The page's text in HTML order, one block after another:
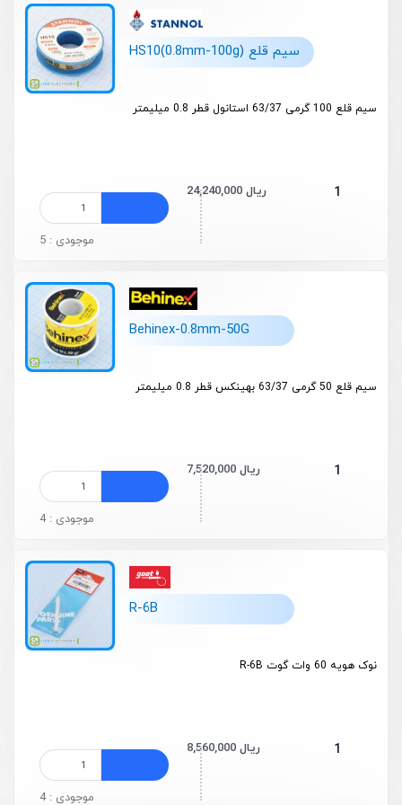
سیم قلع HS10(0.8mm-100g)
سیم قلع 100 گرمی 63/37 استانول قطر 0.8 میلیمتر
1 24,240,000 ریال
موجودی : 5
Behinex-0.8mm-50G
سیم قلع 50 گرمی 63/37 بهینکس قطر 0.8 میلیمتر
1 7,520,000 ریال
موجودی : 4
R-6B
نوک هویه 60 وات گوت R-6B
1 8,560,000 ریال
موجودی : 4